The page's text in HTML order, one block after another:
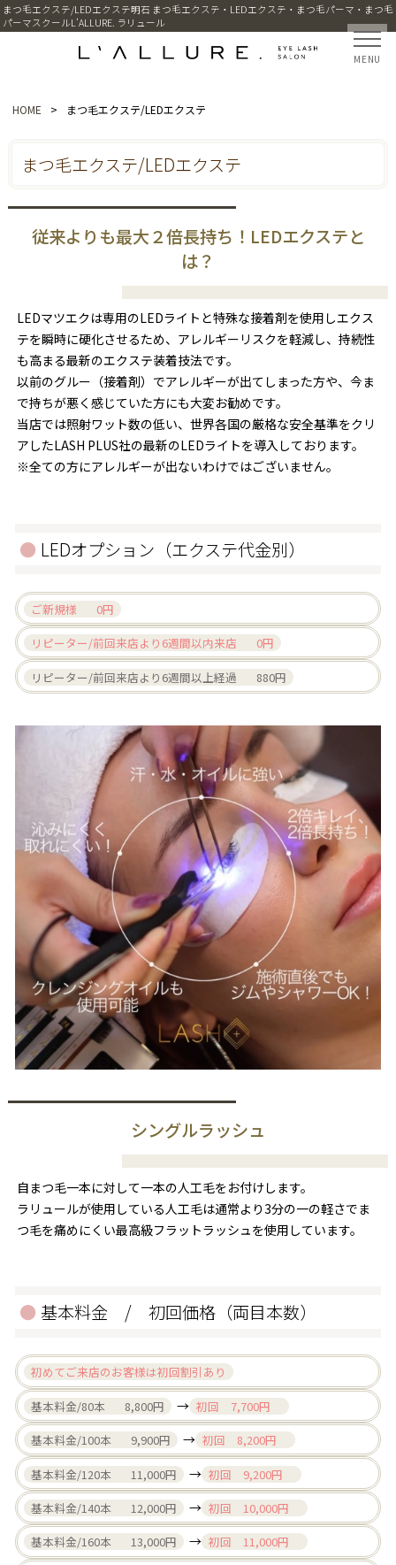
まつ毛エクステ/LEDエクステ明石 まつ毛エクステ・LEDエクステ・まつ毛パーマ・まつ毛
パーマスクールL’ALLURE. ラリュール
MENU
HOME > まつ毛エクステ/LEDエクステ
まつ毛エクステ/LEDエクステ
従来よりも最大２倍長持ち！LEDエクステと
は？
LEDマツエクは専用のLEDライトと特殊な接着剤を使用しエクス
テを瞬時に硬化させるため、アレルギーリスクを軽減し、持続性
も高まる最新のエクステ装着技法です。
以前のグルー（接着剤）でアレルギーが出てしまった方や、今ま
で持ちが悪く感じていた方にも大変お勧めです。
当店では照射ワット数の低い、世界各国の厳格な安全基準をクリ
アしたLASH PLUS社の最新のLEDライトを導入しております。
※全ての方にアレルギーが出ないわけではございません。
LEDオプション（エクステ代金別）
ご新規様 0円
リピーター/前回来店より6週間以内来店 0円
リピーター/前回来店より6週間以上経過 880円
シングルラッシュ
自まつ毛一本に対して一本の人工毛をお付けします。
ラリュールが使用している人工毛は通常より3分の一の軽さでま
つ毛を痛めにくい最高級フラットラッシュを使用しています。
基本料金 / 初回価格（両目本数）
初めてご来店のお客様は初回割引あり
基本料金/80本 8,800円 → 初回 7,700円
基本料金/100本 9,900円 → 初回 8,200円
基本料金/120本 11,000円 → 初回 9,200円
基本料金/140本 12,000円 → 初回 10,000円
基本料金/160本 13,000円 → 初回 11,000円